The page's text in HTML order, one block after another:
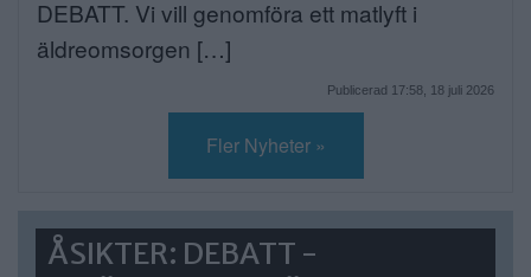
DEBATT. Vi vill genomföra ett matlyft i
äldreomsorgen […]
Publicerad 17:58, 18 juli 2026
Fler Nyheter »
ÅSIKTER: DEBATT -